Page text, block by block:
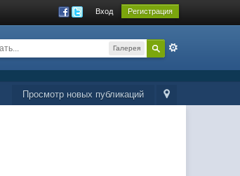
Вход Регистрация
Галерея
Просмотр новых публикаций